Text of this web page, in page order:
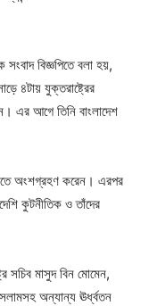
বিজ্ঞপিতে বলা হয়,
৪টায় যুক্তরাষ্ট্রের
এর আগে তিনি বাংলাদেশ
অংশগ্রহণ করেন। এরপর
কুটনীতিক ও তাঁদের
সচিব মাসুদ বিন মোমেন,
অন্যান্য ঊর্ধ্বতন